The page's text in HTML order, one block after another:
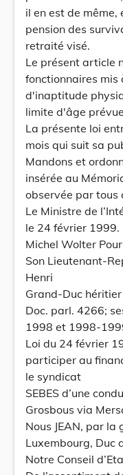
il en est de même,
pension des
retraité visé.
Le présent article
fonctionnaires
d'inaptitude
limite d'âge
La présente loi
mois qui suit sa
Mandons et
insérée au
observée par tous
Le Ministre de
le 24 février 1999.
Michel Wolter
Son Lieutenant-
Henri
Grand-Duc héritier
Doc. parl. 4266;
1998 et 1998-
Loi du 24 février
participer au
le syndicat
SEBES d’une
Grosbous via
Nous JEAN, par la
Luxembourg, Duc
Notre Conseil